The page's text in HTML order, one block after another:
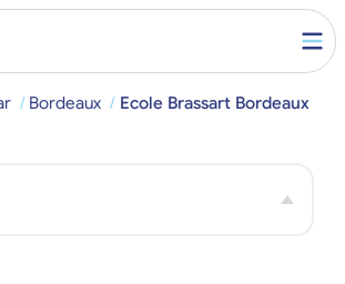
Bordeaux Ecole Brassart Bordeaux